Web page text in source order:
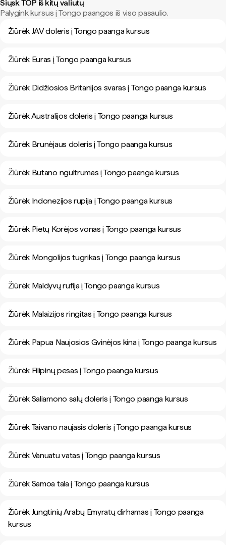
Siųsk TOP iš kitų valiutų
Palygink kursus į Tongo paangos iš viso pasaulio.
Žiūrėk JAV doleris į Tongo paanga kursus
Žiūrėk Euras į Tongo paanga kursus
Žiūrėk Didžiosios Britanijos svaras į Tongo paanga kursus
Žiūrėk Australijos doleris į Tongo paanga kursus
Žiūrėk Brunėjaus doleris į Tongo paanga kursus
Žiūrėk Butano ngultrumas į Tongo paanga kursus
Žiūrėk Indonezijos rupija į Tongo paanga kursus
Žiūrėk Pietų Korėjos vonas į Tongo paanga kursus
Žiūrėk Mongolijos tugrikas į Tongo paanga kursus
Žiūrėk Maldyvų rufija į Tongo paanga kursus
Žiūrėk Malaizijos ringitas į Tongo paanga kursus
Žiūrėk Papua Naujosios Gvinėjos kina į Tongo paanga kursus
Žiūrėk Filipinų pesas į Tongo paanga kursus
Žiūrėk Saliamono salų doleris į Tongo paanga kursus
Žiūrėk Taivano naujasis doleris į Tongo paanga kursus
Žiūrėk Vanuatu vatas į Tongo paanga kursus
Žiūrėk Samoa tala į Tongo paanga kursus
Žiūrėk Jungtinių Arabų Emyratų dirhamas į Tongo paanga
kursus